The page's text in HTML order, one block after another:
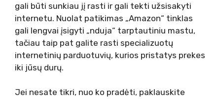
gali būti sunkiau jį rasti ir gali tekti užsisakyti
internetu. Nuolat patikimas „Amazon“ tinklas
gali lengvai įsigyti „nduja“ tarptautiniu mastu,
tačiau taip pat galite rasti specializuotų
internetinių parduotuvių, kurios pristatys prekes
iki jūsų durų.
Jei nesate tikri, nuo ko pradėti, paklauskite